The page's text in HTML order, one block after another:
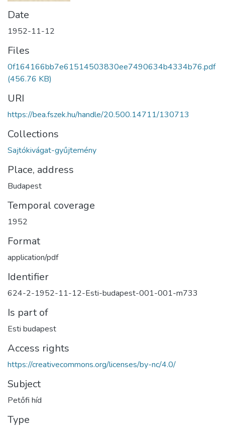
Date
1952-11-12
Files
0f164166bb7e61514503830ee7490634b4334b76.pdf
(456.76 KB)
URI
https://bea.fszek.hu/handle/20.500.14711/130713
Collections
Sajtókivágat-gyűjtemény
Place, address
Budapest
Temporal coverage
1952
Format
application/pdf
Identifier
624-2-1952-11-12-Esti-budapest-001-001-m733
Is part of
Esti budapest
Access rights
https://creativecommons.org/licenses/by-nc/4.0/
Subject
Petőfi híd
Type